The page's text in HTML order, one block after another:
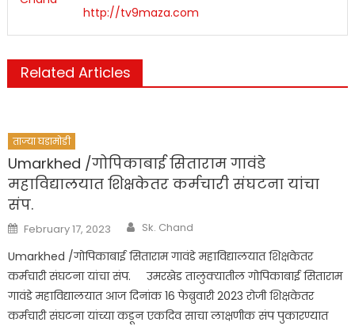
http://tv9maza.com
Related Articles
ताज्या घडामोडी
Umarkhed /गोपिकाबाई सिताराम गावंडे
महाविद्यालयात शिक्षकेतर कर्मचारी संघटना यांचा
संप.
Posted
on
February 17, 2023 Author
Sk. Chand
Umarkhed /गोपिकाबाई सिताराम गावंडे महाविद्यालयात शिक्षकेतर
कर्मचारी संघटना यांचा संप. उमरखेड तालुक्यातील गोपिकाबाई सिताराम
गावंडे महाविद्यालयात आज दिनांक 16 फेब्रुवारी 2023 रोजी शिक्षकेतर
कर्मचारी संघटना यांच्या कडून एकदिव साचा लाक्षणीक संप पुकारण्यात